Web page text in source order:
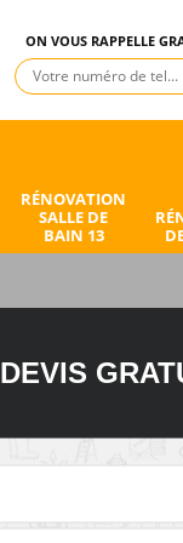
ON VOUS RAPPELLE
RÉNOVATION
SALLE DE
BAIN 13
DEVIS